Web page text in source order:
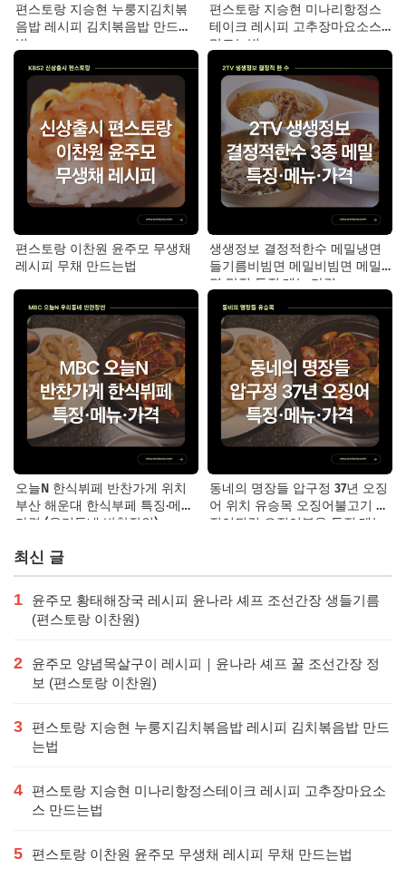
편스토랑 지승현 누룽지김치볶
음밥 레시피 김치볶음밥 만드는
법
편스토랑 지승현 미나리항정스
테이크 레시피 고추장마요소스
만드는법
편스토랑 이찬원 윤주모 무생채
레시피 무채 만드는법
생생정보 결정적한수 메밀냉면
들기름비빔면 메밀비빔면 메밀
면 맛집 특징·메뉴·가격
오늘N 한식뷔페 반찬가게 위치
부산 해운대 한식부페 특징·메뉴·
가격 (우리동네 반찬장인)
동네의 명장들 압구정 37년 오징
어 위치 유승목 오징어불고기 오
징어튀김 오징어볶음 특징·메뉴·
최신 글
1
윤주모 황태해장국 레시피 윤나라 셰프 조선간장 생들기름
(편스토랑 이찬원)
2
윤주모 양념목살구이 레시피｜윤나라 셰프 꿀 조선간장 정
보 (편스토랑 이찬원)
3
편스토랑 지승현 누룽지김치볶음밥 레시피 김치볶음밥 만드
는법
4
편스토랑 지승현 미나리항정스테이크 레시피 고추장마요소
스 만드는법
5 편스토랑 이찬원 윤주모 무생채 레시피 무채 만드는법